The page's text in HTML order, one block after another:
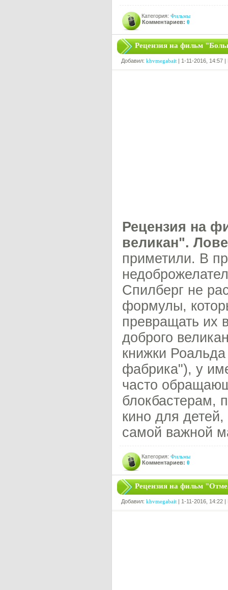
Категория: Фильмы
Комментариев: 0
Рецензия на фильм
Добавил: khvmegabait | 1-11-2016, 14:57
Рецензия на
великан".
приметили. В
Спилберг не
формулы,
превращать их
доброго
книжки
фабрика"), у
часто
блокбастерам,
кино для
самой важной
Категория: Фильмы
Комментариев: 0
Рецензия на фильм
Добавил: khvmegabait | 1-11-2016, 14:22